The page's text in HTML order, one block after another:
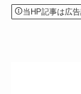
当HP記事は広